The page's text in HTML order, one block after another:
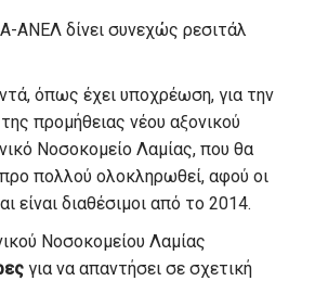
ΑΝΕΛ δίνει συνεχώς ρεσιτάλ
όπως έχει υποχρέωση, για την
προμήθειας νέου αξονικού
Νοσοκομείο Λαμίας, που θα
πολλού ολοκληρωθεί, αφού οι
είναι διαθέσιμοι από το 2014.
Νοσοκομείου Λαμίας
για να απαντήσει σε σχετική